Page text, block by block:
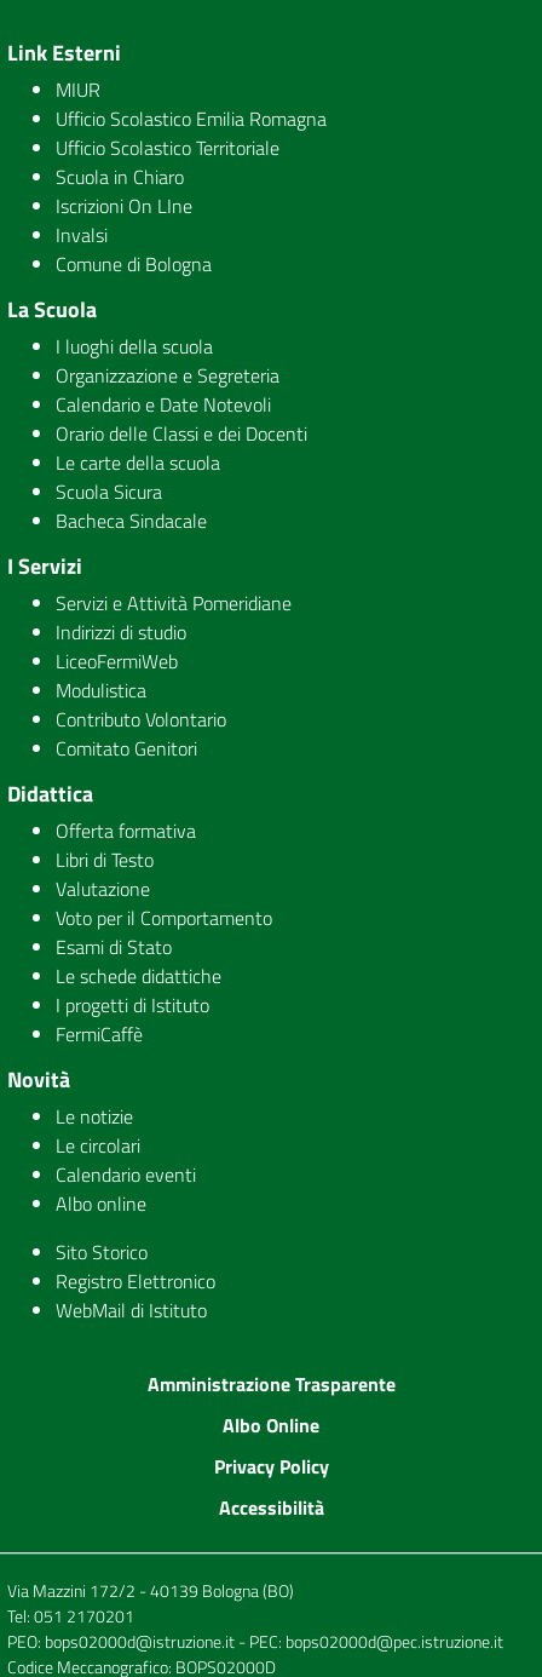
Link Esterni
MIUR
Ufficio Scolastico Emilia Romagna
Ufficio Scolastico Territoriale
Scuola in Chiaro
Iscrizioni On LIne
Invalsi
Comune di Bologna
La Scuola
I luoghi della scuola
Organizzazione e Segreteria
Calendario e Date Notevoli
Orario delle Classi e dei Docenti
Le carte della scuola
Scuola Sicura
Bacheca Sindacale
I Servizi
Servizi e Attività Pomeridiane
Indirizzi di studio
LiceoFermiWeb
Modulistica
Contributo Volontario
Comitato Genitori
Didattica
Offerta formativa
Libri di Testo
Valutazione
Voto per il Comportamento
Esami di Stato
Le schede didattiche
I progetti di Istituto
FermiCaffè
Novità
Le notizie
Le circolari
Calendario eventi
Albo online
Sito Storico
Registro Elettronico
WebMail di Istituto
Amministrazione Trasparente
Albo Online
Privacy Policy
Accessibilità
Via Mazzini 172/2 - 40139 Bologna (BO)
Tel:051 2170201
PEO: bops02000d@istruzione.it- PEC: bops02000d@pec.istruzione.it
Codice Meccanografico: BOPS02000D